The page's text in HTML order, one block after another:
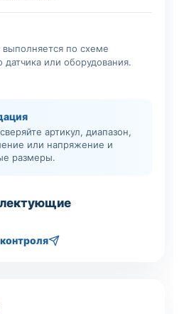
по схеме
датчика или оборудования.
артикул, диапазон,
или напряжение и
размеры.